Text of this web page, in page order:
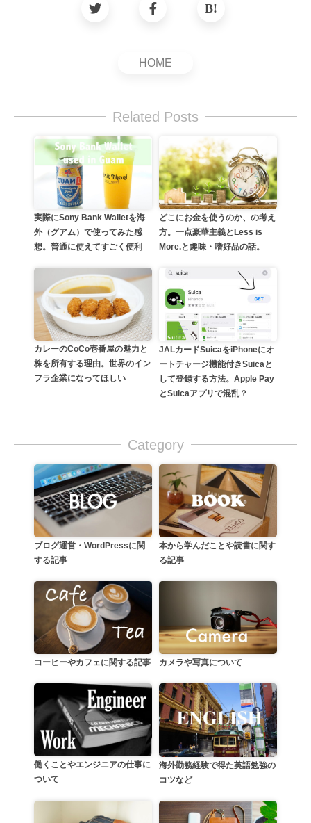
HOME
Related Posts
実際にSony Bank Walletを海
外（グアム）で使ってみた感
想。普通に使えてすごく便利
どこにお金を使うのか、の考え
方。一点豪華主義とLess is
More.と趣味・嗜好品の話。
カレーのCoCo壱番屋の魅力と
株を所有する理由。世界のイン
フラ企業になってほしい
JALカードSuicaをiPhoneにオ
ートチャージ機能付きSuicaと
して登録する方法。Apple Pay
とSuicaアプリで混乱？
Category
ブログ運営・WordPressに関
する記事
本から学んだことや読書に関す
る記事
コーヒーやカフェに関する記事 カメラや写真について
働くことやエンジニアの仕事に
ついて
海外勤務経験で得た英語勉強の
コツなど